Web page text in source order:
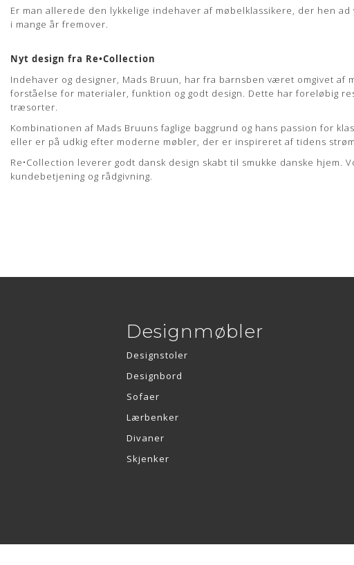
Er man allerede den lykkelige indehaver af møbelklassikere, der hen
i mange år fremover.
Nyt design fra Re•Collection
Indehaver og designer, Mads Bruun, har fra barnsben været omgivet
forståelse for materialer, funktion og godt design. Dette har foreløbig
træsorter.
Kombinationen af Mads Bruuns faglige baggrund og hans passion for
eller er på udkig efter moderne møbler, der er inspireret af tidens
Re•Collection leverer godt dansk design skabt til smukke danske
kundebetjening og rådgivning.
Designmøbler
Designstoler
Designbord
Sofaer
Lærbenker
Divaner
Skjenker